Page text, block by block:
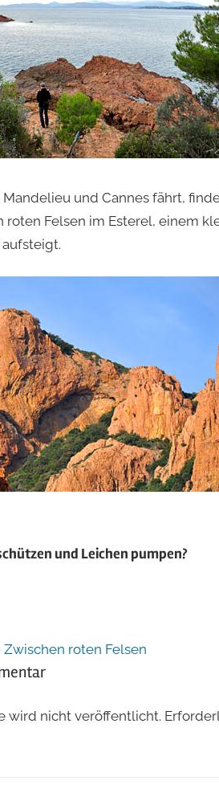
und Cannes fährt,
roten Felsen im Esterel, einem
und Leichen pumpen?
Zwischen roten Felsen
wird nicht veröffentlicht.